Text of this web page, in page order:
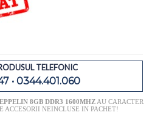
TELEFONIC
• 0344.401.060
8GB DDR3 1600MHZAU CARACTER
ACCESORII NEINCLUSE IN PACHET!